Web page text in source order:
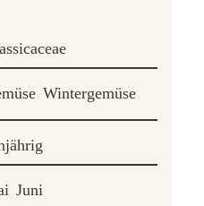
Wintergemüse
Juni